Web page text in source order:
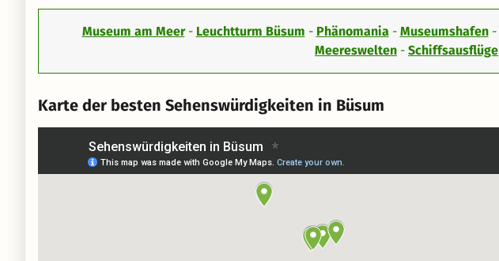
Museum am Meer- Leuchtturm Büsum - Phänomania- Museumshafen-
Meereswelten - Schiffsausflüge
Karte der besten Sehenswürdigkeiten in Büsum